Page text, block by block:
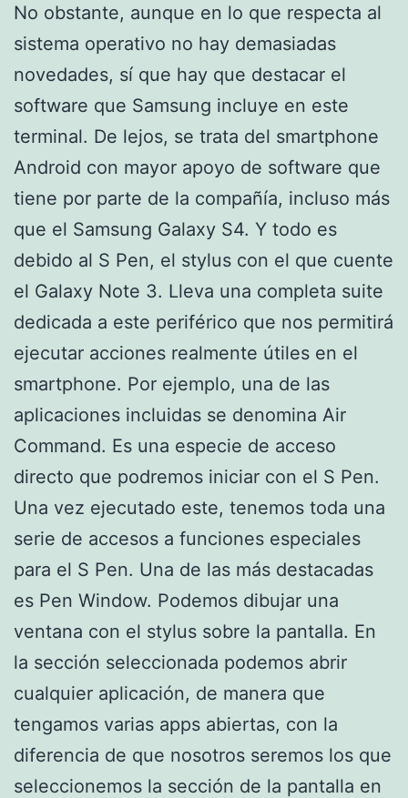
No obstante, aunque en lo que respecta al
sistema operativo no hay demasiadas
novedades, sí que hay que destacar el
software que Samsung incluye en este
terminal. De lejos, se trata del smartphone
Android con mayor apoyo de software que
tiene por parte de la compañía, incluso más
que el Samsung Galaxy S4. Y todo es
debido al S Pen, el stylus con el que cuente
el Galaxy Note 3. Lleva una completa suite
dedicada a este periférico que nos permitirá
ejecutar acciones realmente útiles en el
smartphone. Por ejemplo, una de las
aplicaciones incluidas se denomina Air
Command. Es una especie de acceso
directo que podremos iniciar con el S Pen.
Una vez ejecutado este, tenemos toda una
serie de accesos a funciones especiales
para el S Pen. Una de las más destacadas
es Pen Window. Podemos dibujar una
ventana con el stylus sobre la pantalla. En
la sección seleccionada podemos abrir
cualquier aplicación, de manera que
tengamos varias apps abiertas, con la
diferencia de que nosotros seremos los que
seleccionemos la sección de la pantalla en